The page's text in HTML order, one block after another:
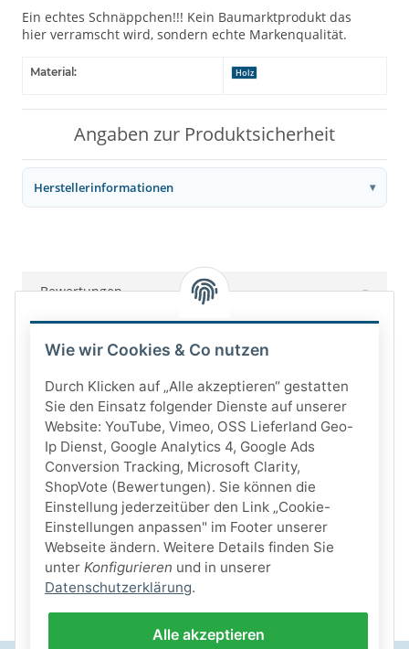
Ein echtes Schnäppchen!!! Kein Baumarktprodukt das
hier verramscht wird, sondern echte Markenqualität.
Material: Holz
Angaben zur Produktsicherheit
Herstellerinformationen
Bewertungen
Wie wir Cookies & Co nutzen
Durch Klicken auf „Alle akzeptieren“ gestatten
Sie den Einsatz folgender Dienste auf unserer
Website: YouTube, Vimeo, OSS Lieferland Geo-
Ip Dienst, Google Analytics 4, Google Ads
Conversion Tracking, Microsoft Clarity,
ShopVote (Bewertungen). Sie können die
Einstellung jederzeitüber den Link „Cookie-
Einstellungen anpassen" im Footer unserer
Webseite ändern. Weitere Details finden Sie
unter Konfigurieren und in unserer
Datenschutzerklärung.
Alle akzeptieren